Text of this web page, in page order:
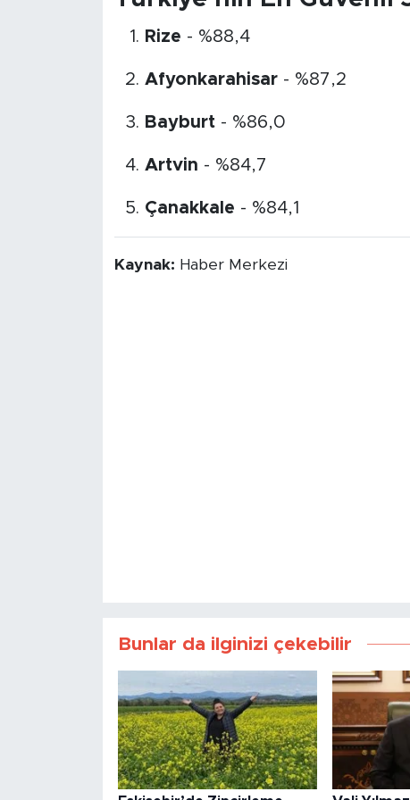
Rize - %88,4
Afyonkarahisar- %87,2
Bayburt- %86,0
Artvin - %84,7
Çanakkale - %84,1
Kaynak: Haber Merkezi
Bunlar da ilginizi çekebilir